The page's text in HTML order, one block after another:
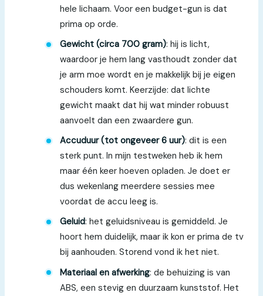
hele lichaam. Voor een budget-gun is dat
prima op orde.
Gewicht (circa 700 gram): hij is licht,
waardoor je hem lang vasthoudt zonder dat
je arm moe wordt en je makkelijk bij je eigen
schouders komt. Keerzijde: dat lichte
gewicht maakt dat hij wat minder robuust
aanvoelt dan een zwaardere gun.
Accuduur (tot ongeveer 6 uur): dit is een
sterk punt. In mijn testweken heb ik hem
maar één keer hoeven opladen. Je doet er
dus wekenlang meerdere sessies mee
voordat de accu leeg is.
Geluid: het geluidsniveau is gemiddeld. Je
hoort hem duidelijk, maar ik kon er prima de tv
bij aanhouden. Storend vond ik het niet.
Materiaal en afwerking: de behuizing is van
ABS, een stevig en duurzaam kunststof. Het